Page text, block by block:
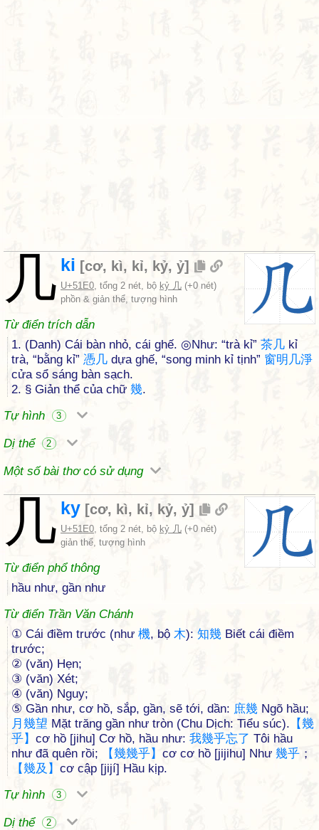
几 ki [cơ, kì, kỉ, kỷ, ỷ]
U+51E0, tổng 2 nét, bộ kỷ 几 (+0 nét)
phồn & giản thể, tượng hình
Từ điển trích dẫn
1. (Danh) Cái bàn nhỏ, cái ghế. ◎Như: “trà kỉ” 茶几 kỉ
trà, “bằng kỉ” 憑几 dựa ghế, “song minh kỉ tịnh” 窗明 几淨
cửa sổ sáng bàn sạch.
2. § Giản thể của chữ 幾.
Tự hình
3
Dị thể 2
Một số bài thơ có sử dụng
几 ky [cơ, kì, kỉ, kỷ, ỷ]
U+51E0, tổng 2 nét, bộ kỷ 几 (+0 nét)
giản thể, tượng hình
Từ điển phổ thông
hầu như, gần như
Từ điển Trần Văn Chánh
① Cái điềm trước (như 機, bộ 木): 知幾 Biết cái điềm
trước;
② (văn) Hẹn;
③ (văn) Xét;
④ (văn) Nguy;
⑤ Gần như, cơ hồ, sắp, gần, sẽ tới, dần: 庶幾 Ngõ hầu;
月 幾望 Mặt trăng gần như tròn (Chu Dịch: Tiểu súc). 【幾
乎】 cơ hồ [jihu] Cơ hồ, hầu như: 我幾乎忘了 Tôi hầu
như đã quên rồi;
【幾幾乎】 cơ cơ hồ [jijihu] Như 幾乎 ；
【幾及 】 cơ cập [jijí] Hầu kịp.
Tự hình
3
Dị thể 2